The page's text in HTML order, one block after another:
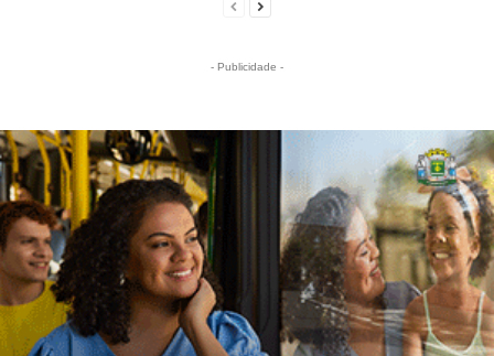
- Publicidade -